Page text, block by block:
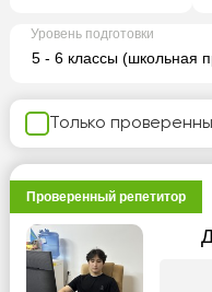
Только
Проверенный репетитор
Уровень подготовки